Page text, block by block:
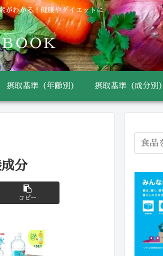
がわかる！健康やダイエットに
ＯＯＫ
摂取基準（年齢別） 摂取基準（成分別）
分
コピー